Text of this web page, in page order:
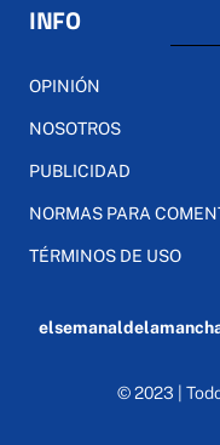
INFO
OPINIÓN
NOSOTROS
PUBLICIDAD
NORMAS PARA
TÉRMINOS DE USO
© 2023 |